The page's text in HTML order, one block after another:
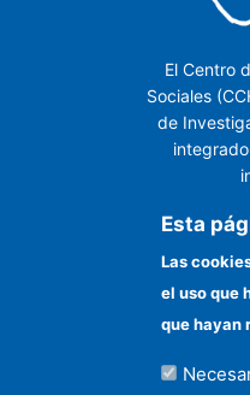
El Centro
Sociales
de
Esta
Las
el uso que
que hayan